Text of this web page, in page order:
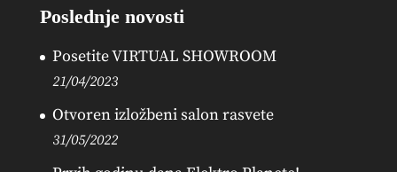
Poslednje novosti
Posetite VIRTUAL SHOWROOM
21/04/2023
Otvoren izložbeni salon rasvete
31/05/2022